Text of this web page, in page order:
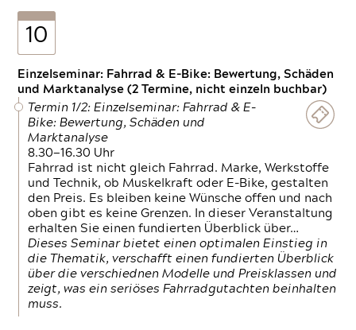
10
Einzelseminar: Fahrrad & E-Bike: Bewertung, Schäden
und Marktanalyse (2 Termine, nicht einzeln buchbar)
Termin 1/2: Einzelseminar: Fahrrad & E-
Bike: Bewertung, Schäden und
Marktanalyse
8.30—16.30 Uhr
Fahrrad ist nicht gleich Fahrrad. Marke, Werkstoffe
und Technik, ob Muskelkraft oder E-Bike, gestalten
den Preis. Es bleiben keine Wünsche offen und nach
oben gibt es keine Grenzen. In dieser Veranstaltung
erhalten Sie einen fundierten Überblick über…
Dieses Seminar bietet einen optimalen Einstieg in
die Thematik, verschafft einen fundierten Überblick
über die verschiednen Modelle und Preisklassen und
zeigt, was ein seriöses Fahrradgutachten beinhalten
muss.